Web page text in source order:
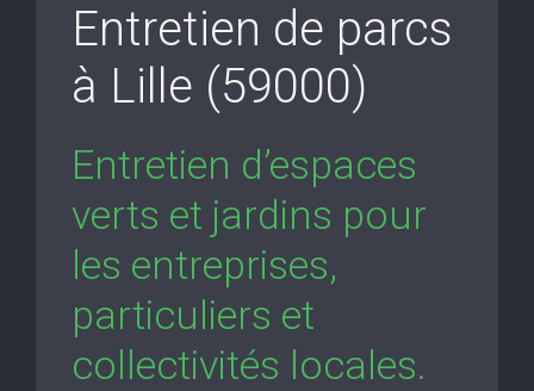
Entretien de parcs
à Lille (59000)
Entretien d’espaces
verts et jardins pour
les entreprises,
particuliers et
collectivités locales.